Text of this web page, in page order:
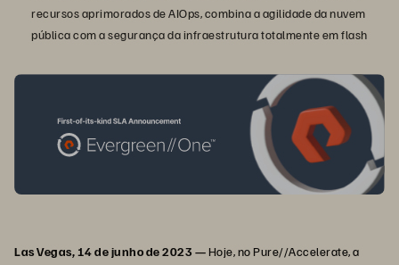
recursos aprimorados de AIOps, combina a agilidade da nuvem
pública com a segurança da infraestrutura totalmente em flash
Las Vegas, 14 de junho de 2023 —Hoje, no Pure//Accelerate, a